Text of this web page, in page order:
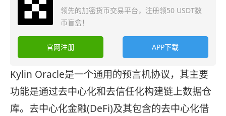
领先的加密货币交易平台，注册领50 USDT数
币盲盒！
官网注册 APP下载
Kylin Oracle是一个通用的预言机协议，其主要
功能是通过去中心化和去信任化构建链上数据仓
库。去中心化金融(DeFi)及其包含的去中心化借